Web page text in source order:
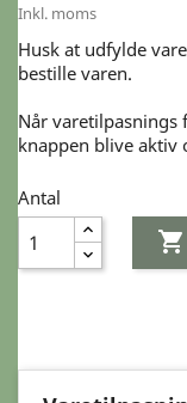
Inkl. moms
Husk at udfylde
bestille varen.
Når varetilpasnings
knappen blive aktiv
Antal
